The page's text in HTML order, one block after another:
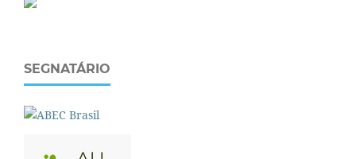
SEGNATÁRIO